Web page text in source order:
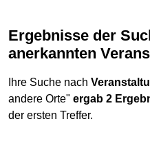
Ergebnisse der Suche - Suche nach
anerkannten
Ihre Suche nach
andere Orte" ergab 2
der ersten Treffer.